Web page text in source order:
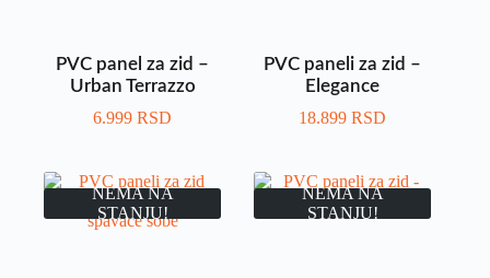
PVC panel za zid –
Urban Terrazzo
6.999RSD
PVC paneli za zid –
Elegance
18.899RSD
NEMA NA
STANJU!
NEMA NA
STANJU!